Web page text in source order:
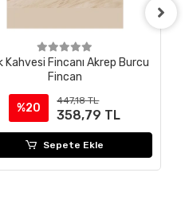
Kahvesi Fincanı Akrep Burcu
Fincan
%20
447,18 TL
358,79 TL
Sepete Ekle